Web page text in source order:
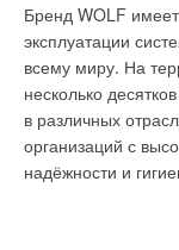
Бренд WOLF
эксплуатации
всему миру. На
несколько
в различных
организаций с
надёжности и